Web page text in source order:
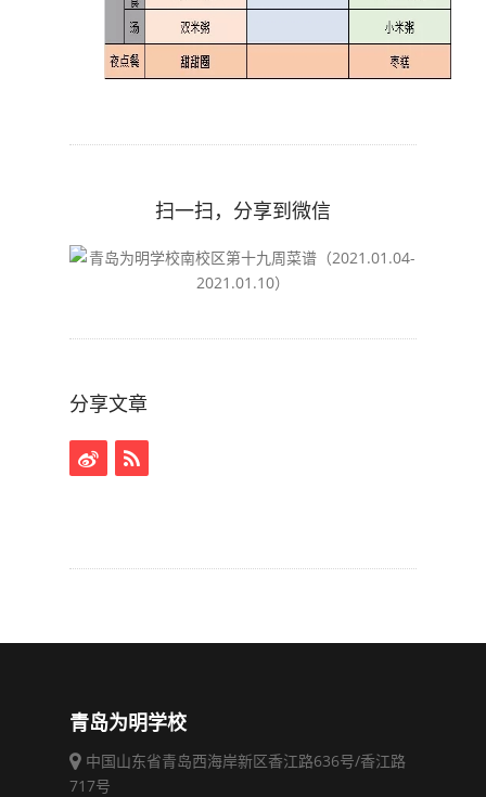
扫一扫，分享到微信
分享文章
青岛为明学校
中国山东省青岛西海岸新区香江路636号/香江路
717号